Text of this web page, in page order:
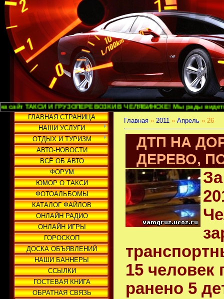
И ГРУЗОПЕРЕВОЗКИ В ЧЕЛЯБИНСКЕ! Мы рады видеть Вас и
ГЛАВНАЯ СТРАНИЦА
НАШИ УСЛУГИ
ОТДЫХ И ТУРИЗМ
АВТО-НОВОСТИ
ВСЁ ОБ АВТО
ФОРУМ
ЮМОР О ТАКСИ
ФОТОАЛЬБОМЫ
КАТАЛОГ ФАЙЛОВ
ОНЛАЙН РАДИО
ОНЛАЙН ИГРЫ
ГОРОСКОП
ДОСКА ОБЪЯВЛЕНИЙ
НАШИ БАННЕРЫ
ССЫЛКИ
ГОСТЕВАЯ КНИГА
ОБРАТНАЯ СВЯЗЬ
Главная » 2011 » Апрель » 26
ДТП НА
ДЕРЕВО,
15 человек
ранено 5